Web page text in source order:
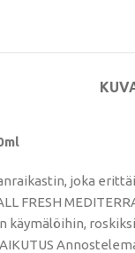
joka
FRESH